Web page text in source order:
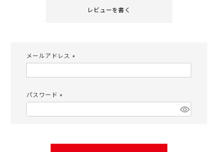
レビューを書く
メールアドレス
須)
パスワード
須)